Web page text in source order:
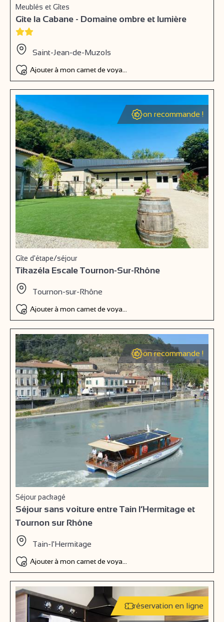
Meublés et Gîtes
Gîte la Cabane - Domaine ombre et lumière
Saint-Jean-de-Muzols
Ajouter à mon carnet de voyage
on recommande !
Gîte d'étape/séjour
Tikazéla Escale Tournon-Sur-Rhône
Tournon-sur-Rhône
Ajouter à mon carnet de voyage
on recommande !
Séjour packagé
Séjour sans voiture entre Tain l’Hermitage et
Tournon sur Rhône
Tain-l'Hermitage
Ajouter à mon carnet de voyage
réservation en ligne